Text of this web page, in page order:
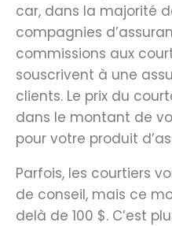
car, dans la majorité
compagnies
commissions aux
souscrivent à une
clients. Le prix du
dans le montant de
pour votre produit
Parfois, les courtiers
de conseil, mais ce
delà de 100 $. C’est